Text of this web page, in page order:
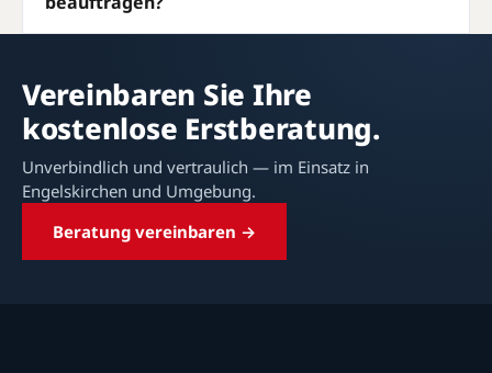
Vereinbaren Sie Ihre
kostenlose Erstberatung.
Unverbindlich und vertraulich — im Einsatz in
Engelskirchen und Umgebung.
Beratung vereinbaren →